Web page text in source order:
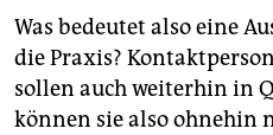
Was bedeutet also eine
die Praxis?
sollen auch weiterhin in
können sie also ohnehin